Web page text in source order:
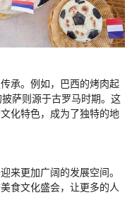
承。例如，巴西的烤肉起
萨则源于古罗马时期。这
化特色，成为了独特的地
来更加广阔的发展空间。
食文化盛会，让更多的人